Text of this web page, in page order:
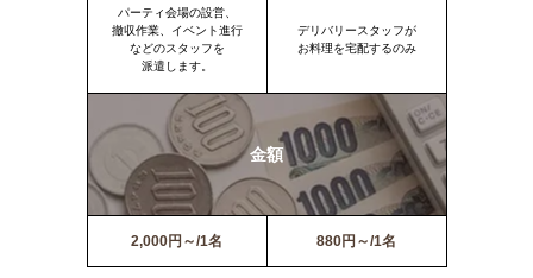
パーティ会場の設営、
撤収作業、イベント進行
などのスタッフを
派遣します。
デリバリースタッフが
お料理を宅配するのみ
金額
2,000円～/1名 880円～/1名